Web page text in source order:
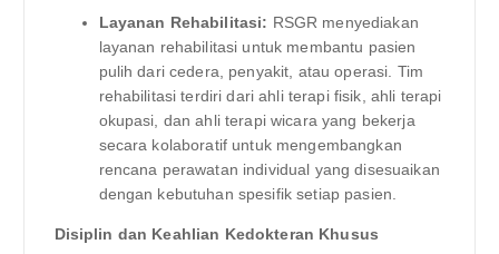
Layanan Rehabilitasi: RSGR menyediakan
layanan rehabilitasi untuk membantu pasien
pulih dari cedera, penyakit, atau operasi. Tim
rehabilitasi terdiri dari ahli terapi fisik, ahli terapi
okupasi, dan ahli terapi wicara yang bekerja
secara kolaboratif untuk mengembangkan
rencana perawatan individual yang disesuaikan
dengan kebutuhan spesifik setiap pasien.
Disiplin dan Keahlian Kedokteran Khusus